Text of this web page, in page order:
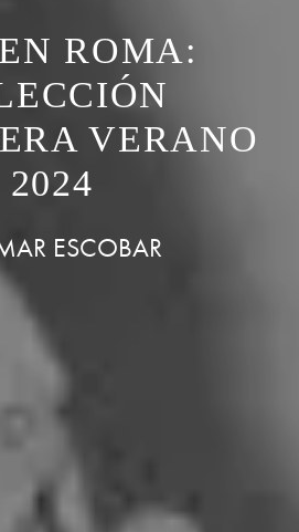
ROMA:
VERANO
2024
ESCOBAR